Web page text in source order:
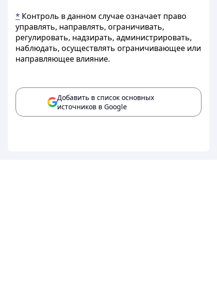
* Контроль в данном случае означает право
управлять, направлять, ограничивать,
регулировать, надзирать, администрировать,
наблюдать, осуществлять ограничивающее или
направляющее влияние.
Добавить в список основных
источников в Google